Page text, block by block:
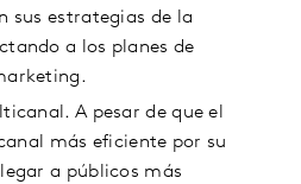
sus estrategias de la
a los planes de
A pesar de que el
más eficiente por su
a públicos más